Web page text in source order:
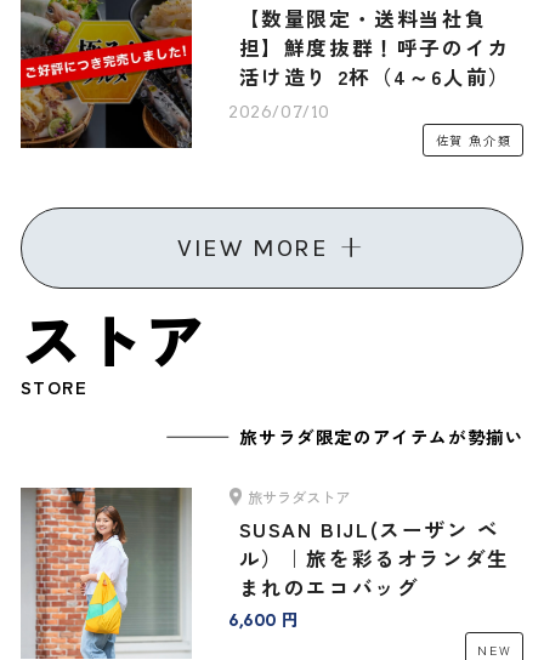
【数量限定・送料当社負
担】鮮度抜群！呼子のイカ
活け造り 2杯（4～6人前）
2026/07/10
佐賀 魚介類
VIEW MORE
ストア
STORE
旅サラダ限定のアイテムが勢揃い
旅サラダストア
SUSAN BIJL(スーザン ベ
ル）｜旅を彩るオランダ生
まれのエコバッグ
6,600 円
NEW